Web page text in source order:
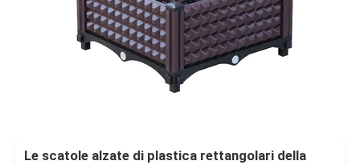
Le scatole alzate di plastica rettangolari della